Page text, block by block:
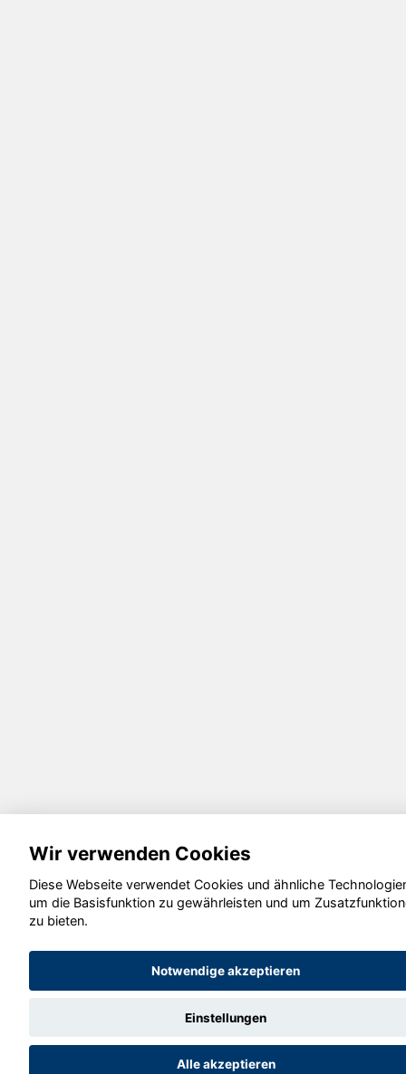
Wir verwenden Cookies
Diese Webseite verwendet Cookies und ähnliche
um die Basisfunktion zu gewährleisten und um
zu bieten.
Notwendige akzeptieren
Einstellungen
Alle akzeptieren